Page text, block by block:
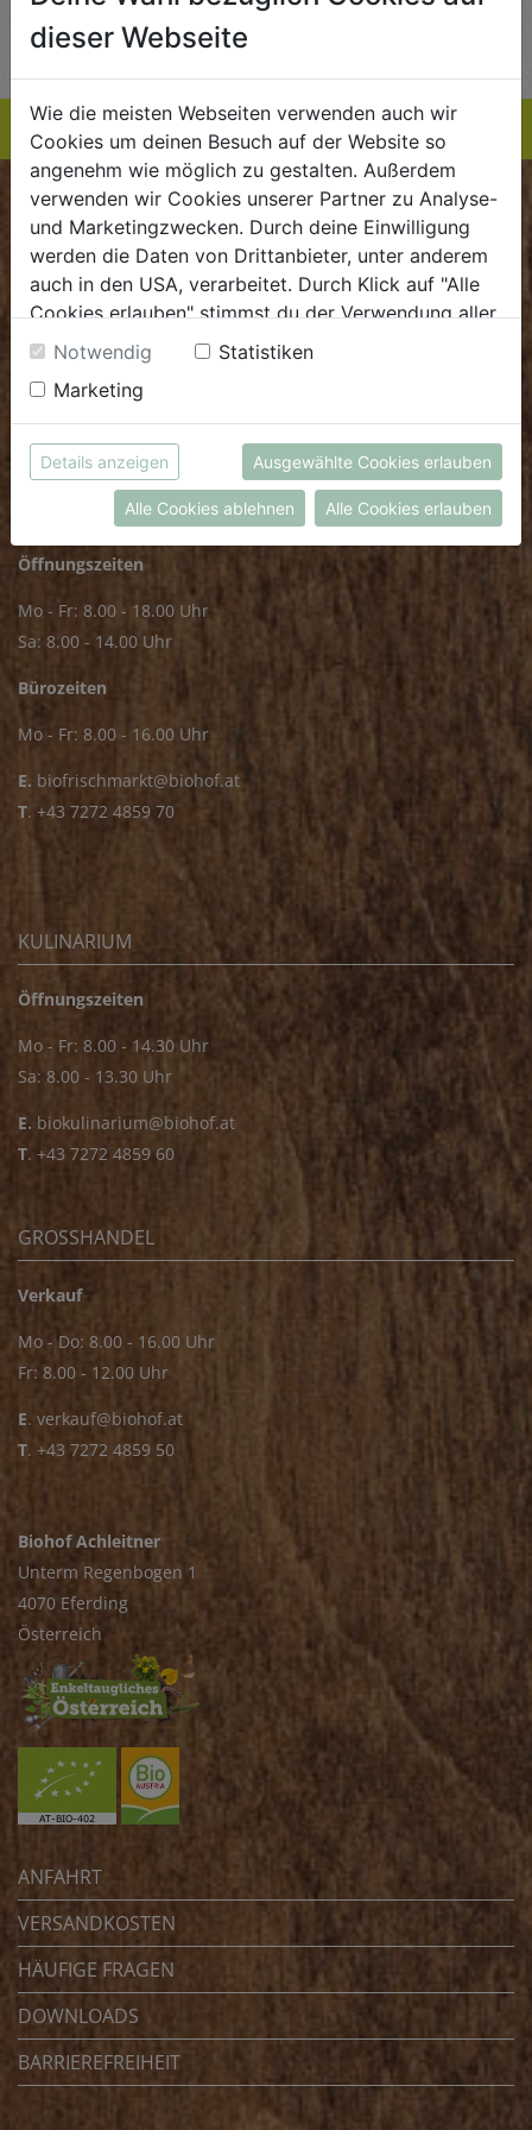
EINKAUFSLISTE
BIOKISTE
Kundenservice
Mo - Do: 8.00 - 16.00 Uhr
Fr: 8.00 - 15.00 Uhr
.dieBiokiste@biohof.at
T.+43 7272 2597
FRISCHMARKT
Öffnungszeiten
Mo - Fr: 8.00 - 18.00 Uhr
Sa: 8.00 - 14.00 Uhr
Bürozeiten
Mo - Fr: 8.00 - 16.00 Uhr
E. biofrischmarkt@biohof.at
T. +43 7272 4859 70
KULINARIUM
Öffnungszeiten
Mo - Fr: 8.00 - 14.30 Uhr
Sa: 8.00 - 13.30 Uhr
E. biokulinarium@biohof.at
T. +43 7272 4859 60
GROSSHANDEL
Verkauf
Mo - Do: 8.00 - 16.00 Uhr
Fr: 8.00 - 12.00 Uhr
E. verkauf@biohof.at
T. +43 7272 4859 50
Biohof Achleitner
Unterm Regenbogen 1
4070 Eferding
Österreich
ANFAHRT
VERSANDKOSTEN
HÄUFIGE FRAGEN
DOWNLOADS
BARRIEREFREIHEIT
dieser Webseite
Wie die meisten Webseiten verwenden auch wir
Cookies um deinen Besuch auf der Website so
angenehm wie möglich zu gestalten. Außerdem
verwenden wir Cookies unserer Partner zu Analyse-
und Marketingzwecken. Durch deine Einwilligung
werden die Daten von Drittanbieter, unter anderem
auch in den USA, verarbeitet. Durch Klick auf "Alle
Cookies erlauben" stimmst du der Verwendung aller
Cookies zu. Unter "Details anzeigen" findest du alle
Infos zu den unterschiedlichen Cookies, du kannst
auch entscheiden, welche Cookies du erlauben
möchtest.
Weitere Informationen findest du in unserer
Datenschutzerklärung
bzw. imImpressum
Notwendig
Statistiken
Marketing
Details anzeigen Ausgewählte Cookies erlauben
Alle Cookies ablehnen Alle Cookies erlauben